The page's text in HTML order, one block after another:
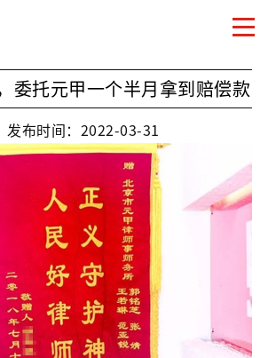
委托元甲一个半月拿到赔偿款
发布时间：2022-03-31